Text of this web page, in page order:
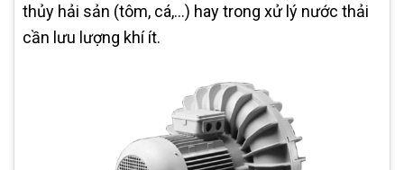
thủy hải sản (tôm, cá,…) hay trong xử lý nước thải
cần lưu lượng khí ít.